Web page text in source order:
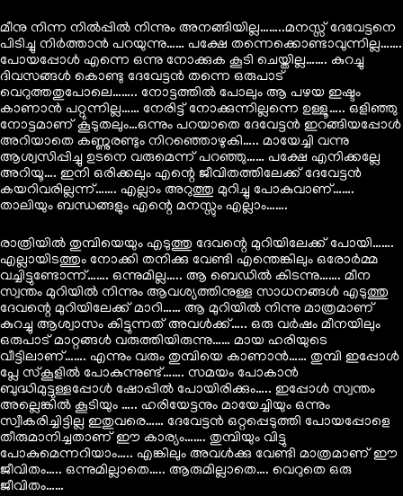
മീനു നിന്ന നിൽപ്പിൽ നിന്നും അനങ്ങിയില്ല……..മനസ്സ് ദേവേട്ടനെ
പിടിച്ചു നിർത്താൻ പറയുന്നു…… പക്ഷേ തന്നെക്കൊണ്ടാവുന്നില്ല…….
പോയപ്പോൾ എന്നെ ഒന്നു നോക്കുക കൂടി ചെയ്തില്ല……. കുറച്ചു
ദിവസങ്ങൾ കൊണ്ടു ദേവേട്ടൻ തന്നെ ഒരുപാട്
വെറുത്തതുപോലെ…….. നോട്ടത്തിൽ പോലും ആ പഴയ ഇഷ്ടം
കാണാൻ പറ്റുന്നില്ല…… നേരിട്ട് നോക്കുന്നില്ലന്നെ ഉള്ളൂ….. ഒളിഞ്ഞു
നോട്ടമാണ് കൂടുതലും…ഒന്നും പറയാതെ ദേവേട്ടൻ ഇറങ്ങിയപ്പോൾ
അറിയാതെ കണ്ണുരണ്ടും നിറഞ്ഞൊഴുകി….. മായേച്ചി വന്നു
ആശ്വസിപ്പിച്ചു ഉടനെ വരുമെന്ന് പറഞ്ഞു…… പക്ഷേ എനിക്കല്ലേ
അറിയൂ…. ഇനി ഒരിക്കലും എന്റെ ജീവിതത്തിലേക്ക് ദേവേട്ടൻ
കയറിവരില്ലന്ന്……. എല്ലാം അറുത്തു മുറിച്ചു പോകുവാണ്…….
താലിയും ബന്ധങ്ങളും എന്റെ മനസ്സും എല്ലാം…….
രാത്രിയിൽ തുമ്പിയെയും എടുത്തു ദേവന്റെ മുറിയിലേക്ക് പോയി…….
എല്ലായിടത്തും നോക്കി തനിക്കു വേണ്ടി എന്തെങ്കിലും ഒരോർമ്മ
വച്ചിട്ടുണ്ടോന്ന്……. ഒന്നുമില്ല….. ആ ബെഡിൽ കിടന്നു……. മീന
സ്വന്തം മുറിയിൽ നിന്നും ആവശ്യത്തിനുള്ള സാധനങ്ങൾ എടുത്തു
ദേവന്റെ മുറിയിലേക്ക് മാറി…… ആ മുറിയിൽ നിന്നു മാത്രമാണ്
കുറച്ചു ആശ്വാസം കിട്ടുന്നത് അവൾക്ക്….. ഒരു വർഷം മീനയിലും
ഒരുപാട് മാറ്റങ്ങൾ വരുത്തിയിരുന്നു…… മായ ഹരിയുടെ
വീട്ടിലാണ്……. എന്നും വരും തുമ്പിയെ കാണാൻ…… തുമ്പി ഇപ്പോൾ
പ്ലേ സ്കൂളിൽ പോകുന്നുണ്ട്……. സമയം പോകാൻ
ബുദ്ധിമുട്ടുള്ളപ്പോൾ ഷോപ്പിൽ പോയിരിക്കും….. ഇപ്പോൾ സ്വന്തം
അല്ലെങ്കിൽ കൂടിയും ….. ഹരിയേട്ടനും മായേച്ചിയും ഒന്നും
സ്വീകരിച്ചിട്ടില്ല ഇതുവരെ…… ദേവേട്ടൻ ഒറ്റപ്പെടുത്തി പോയപ്പോളെ
തീരുമാനിച്ചതാണ് ഈ കാര്യം……. തുമ്പിയും വിട്ടു
പോകുമെന്നറിയാം….. എങ്കിലും അവൾക്കു വേണ്ടി മാത്രമാണ് ഈ
ജീവിതം….. ഒന്നുമില്ലാതെ….. ആരുമില്ലാതെ…. വെറുതെ ഒരു
ജീവിതം……